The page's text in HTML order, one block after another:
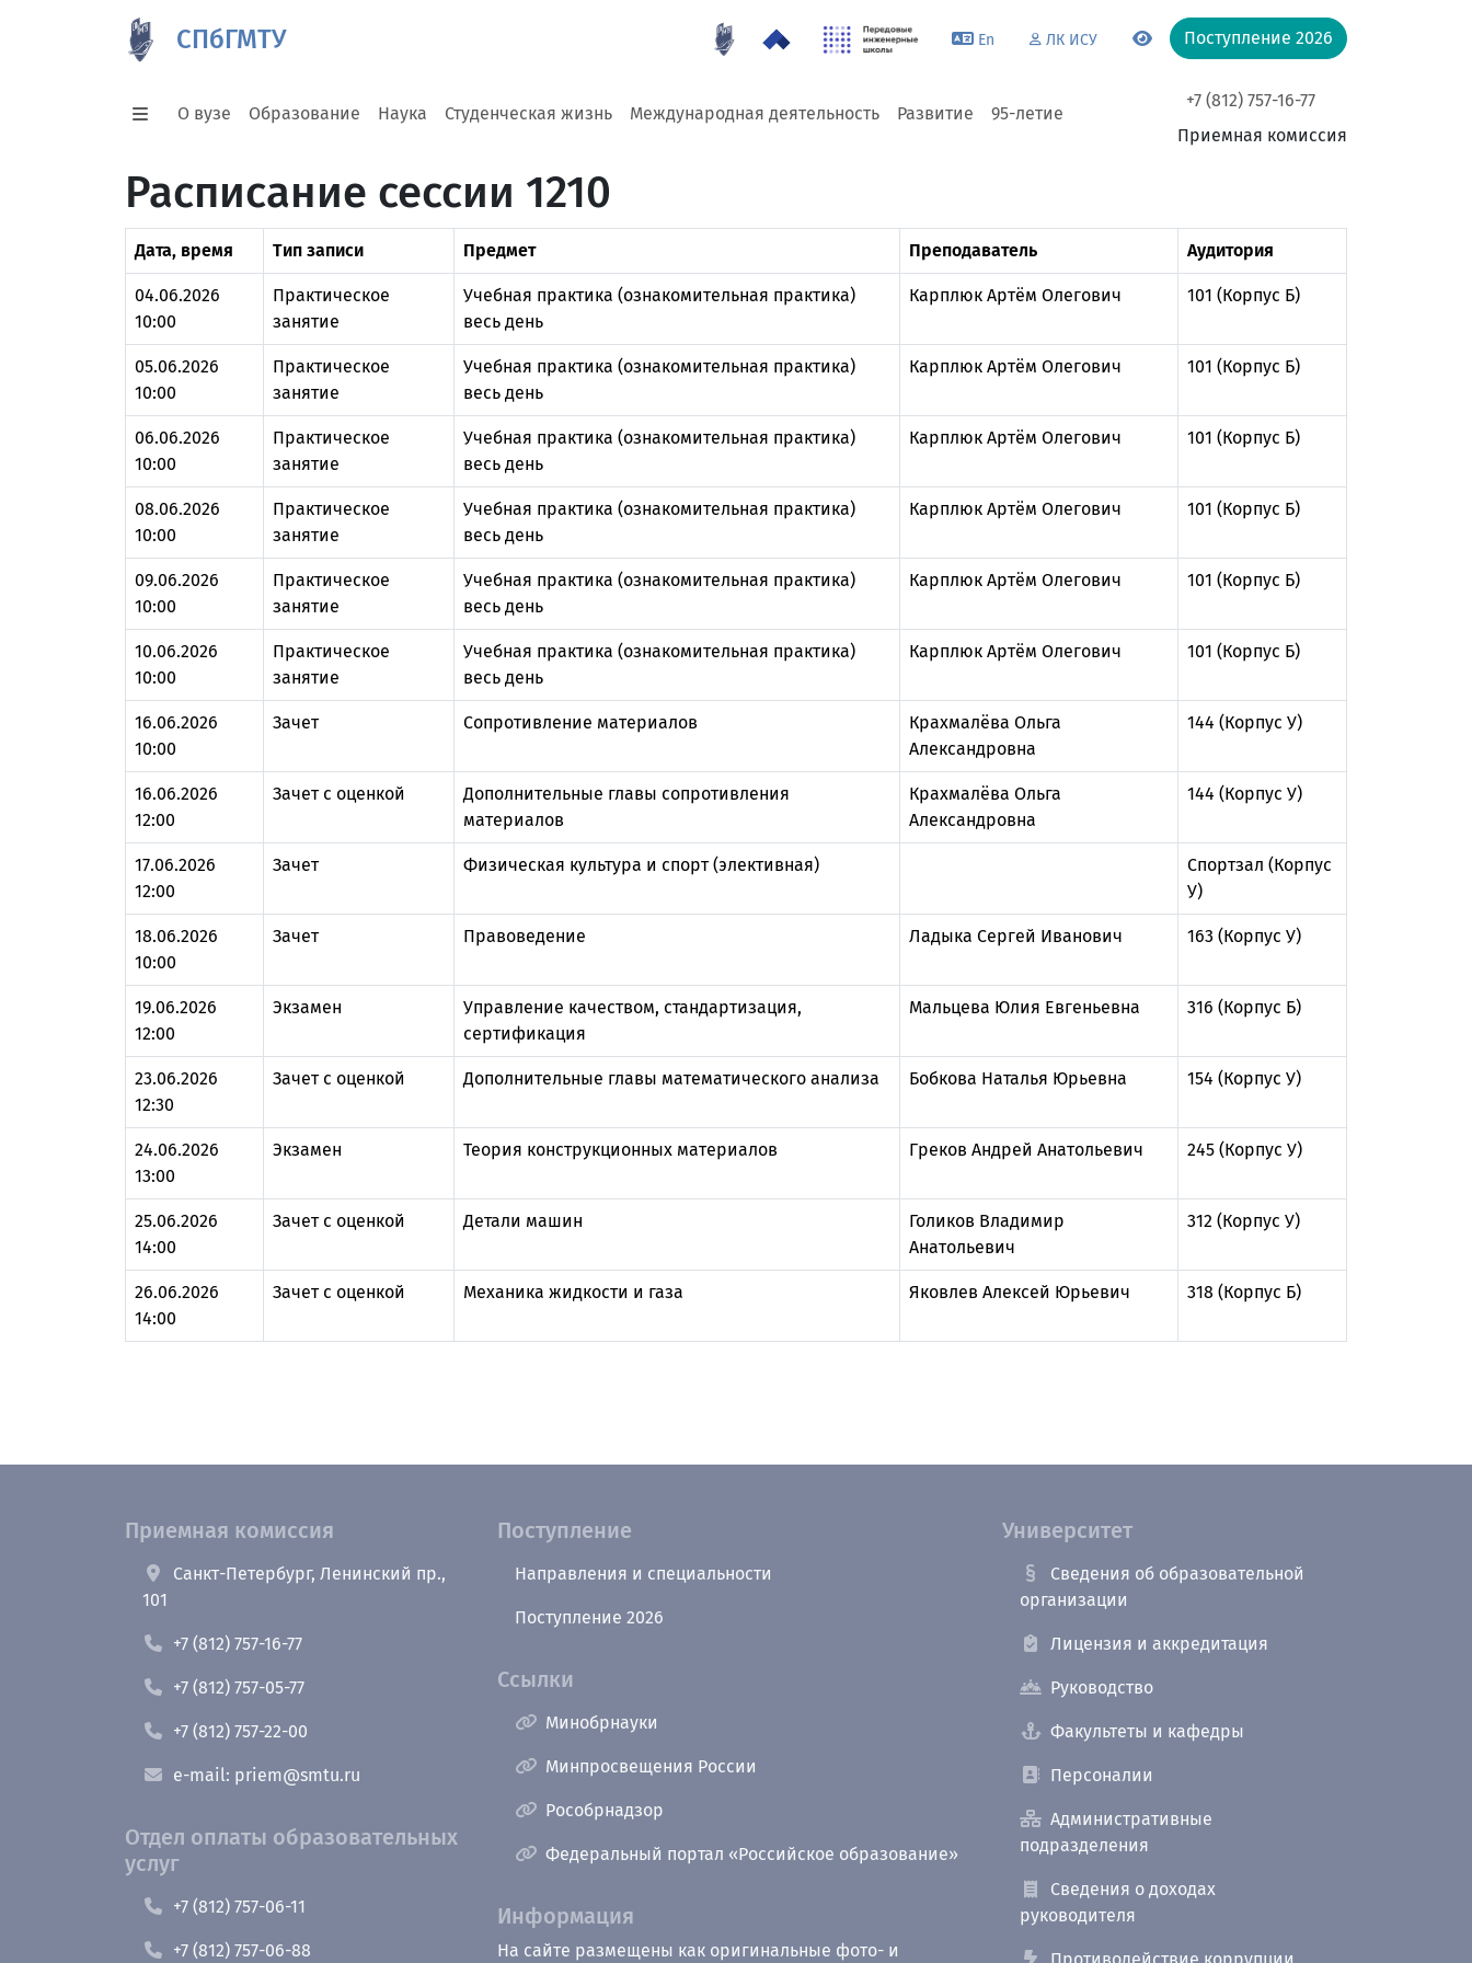
СПбГМТУ En ЛК ИСУ Поступление 2026
О вузе Образование Наука Студенческая жизнь Международная деятельность Развитие 95-летие
+7 (812) 757-16-77
Приемная комиссия
Расписание сессии 1210
Дата, время Тип записи Предмет Преподаватель Аудитория
04.06.2026
10:00
Практическое
занятие
Учебная практика (ознакомительная практика)
весь день
Карплюк Артём Олегович 101 (Корпус Б)
05.06.2026
10:00
Практическое
занятие
Учебная практика (ознакомительная практика)
весь день
Карплюк Артём Олегович 101 (Корпус Б)
06.06.2026
10:00
Практическое
занятие
Учебная практика (ознакомительная практика)
весь день
Карплюк Артём Олегович 101 (Корпус Б)
08.06.2026
10:00
Практическое
занятие
Учебная практика (ознакомительная практика)
весь день
Карплюк Артём Олегович 101 (Корпус Б)
09.06.2026
10:00
Практическое
занятие
Учебная практика (ознакомительная практика)
весь день
Карплюк Артём Олегович 101 (Корпус Б)
10.06.2026
10:00
Практическое
занятие
Учебная практика (ознакомительная практика)
весь день
Карплюк Артём Олегович 101 (Корпус Б)
16.06.2026
10:00
Зачет Сопротивление материалов
Крахмалёва Ольга
Александровна
144 (Корпус У)
16.06.2026
12:00
Зачет с оценкой
Дополнительные главы сопротивления
материалов
Крахмалёва Ольга
Александровна
144 (Корпус У)
17.06.2026
12:00
Зачет Физическая культура и спорт (элективная)
Спортзал (Корпус
У)
18.06.2026
10:00
Зачет Правоведение Ладыка Сергей Иванович 163 (Корпус У)
19.06.2026
12:00
Экзамен
Управление качеством, стандартизация,
сертификация
Мальцева Юлия Евгеньевна 316 (Корпус Б)
23.06.2026
12:30
Зачет с оценкой Дополнительные главы математического анализа Бобкова Наталья Юрьевна 154 (Корпус У)
24.06.2026
13:00
Экзамен Теория конструкционных материалов Греков Андрей Анатольевич 245 (Корпус У)
25.06.2026
14:00
Зачет с оценкой Детали машин
Голиков Владимир
Анатольевич
312 (Корпус У)
26.06.2026
14:00
Зачет с оценкой Механика жидкости и газа Яковлев Алексей Юрьевич 318 (Корпус Б)
Приемная комиссия
Санкт-Петербург, Ленинский пр.,
101
+7 (812) 757-16-77
+7 (812) 757-05-77
+7 (812) 757-22-00
e-mail: priem@smtu.ru
Отдел оплаты образовательных
услуг
+7 (812) 757-06-11
+7 (812) 757-06-88
Поступление
Направления и специальности
Поступление 2026
Ссылки
Минобрнауки
Минпросвещения России
Рособрнадзор
Федеральный портал «Российское образование»
Информация
На сайте размещены как оригинальные фото- и
Университет
Сведения об образовательной
организации
Лицензия и аккредитация
Руководство
Факультеты и кафедры
Персоналии
Административные
подразделения
Сведения о доходах
руководителя